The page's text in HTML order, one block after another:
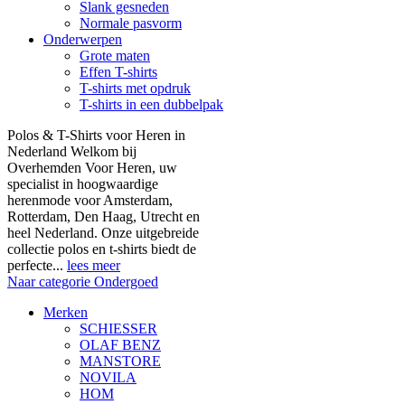
Slank gesneden
Normale pasvorm
Onderwerpen
Grote maten
Effen T-shirts
T-shirts met opdruk
T-shirts in een dubbelpak
Polos & T-Shirts voor Heren in
Nederland Welkom bij
Overhemden Voor Heren, uw
specialist in hoogwaardige
herenmode voor Amsterdam,
Rotterdam, Den Haag, Utrecht en
heel Nederland. Onze uitgebreide
collectie polos en t-shirts biedt de
perfecte... lees meer
Naar categorie Ondergoed
Merken
SCHIESSER
OLAF BENZ
MANSTORE
NOVILA
HOM